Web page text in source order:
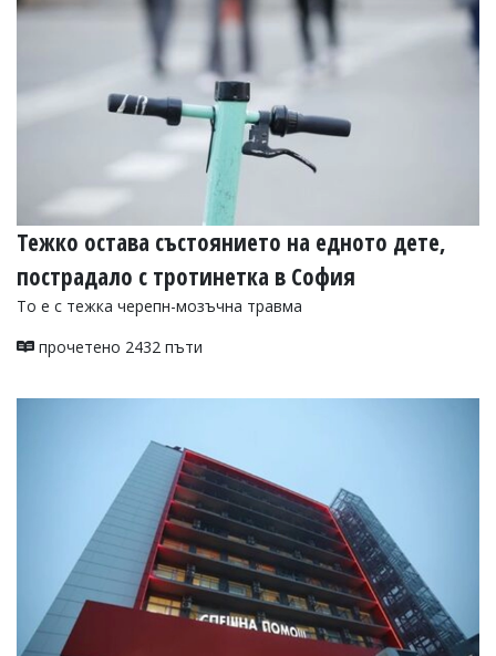
Тежко остава състоянието на едното дете,
пострадало с тротинетка в София
То е с тежка черепн-мозъчна травма
прочетено 2432 пъти